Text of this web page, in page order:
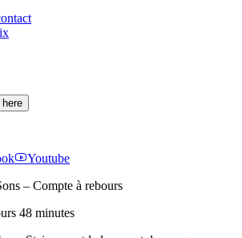
Youtube
– Compte à rebours
48 minutes